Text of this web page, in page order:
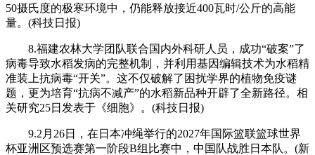
50摄氏度的极寒环境中，仍能释放接近400瓦时/公斤的高能
量。(科技日报)
8.福建农林大学团队联合国内外科研人员，成功“破案”了
病毒导致水稻发病的完整机制，并利用基因编辑技术为水稻精
准装上抗病毒“开关”。这不仅破解了困扰学界的植物免疫谜
题，更为培育“抗病不减产”的水稻新品种开辟了全新路径。相
关研究25日发表于《细胞》。(科技日报)
9.2月26日，在日本冲绳举行的2027年国际篮联篮球世界
杯亚洲区预选赛第一阶段B组比赛中，中国队战胜日本队。(新